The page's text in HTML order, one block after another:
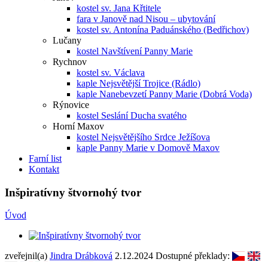
kostel sv. Jana Křtitele
fara v Janově nad Nisou – ubytování
kostel sv. Antonína Paduánského (Bedřichov)
Lučany
kostel Navštívení Panny Marie
Rychnov
kostel sv. Václava
kaple Nejsvětější Trojice (Rádlo)
kaple Nanebevzetí Panny Marie (Dobrá Voda)
Rýnovice
kostel Seslání Ducha svatého
Horní Maxov
kostel Nejsvětějšího Srdce Ježíšova
kaple Panny Marie v Domově Maxov
Farní list
Kontakt
Inšpiratívny štvornohý tvor
Úvod
zveřejnil(a) Jindra Drábková 2.12.2024 Dostupné překlady: